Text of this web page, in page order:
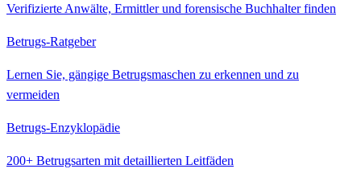
Verifizierte Anwälte, Ermittler und forensische Buchhalter finden
Betrugs-Ratgeber
Lernen Sie, gängige Betrugsmaschen zu erkennen und zu
vermeiden
Betrugs-Enzyklopädie
200+ Betrugsarten mit detaillierten Leitfäden